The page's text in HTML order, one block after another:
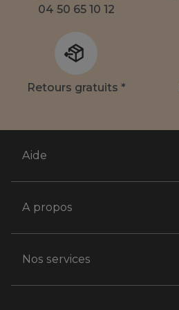
04 50 65 10 12
Retours gratuits *
Aide
A propos
Nos services